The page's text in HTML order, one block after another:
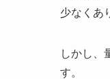
少なくあ
しかし、
す。